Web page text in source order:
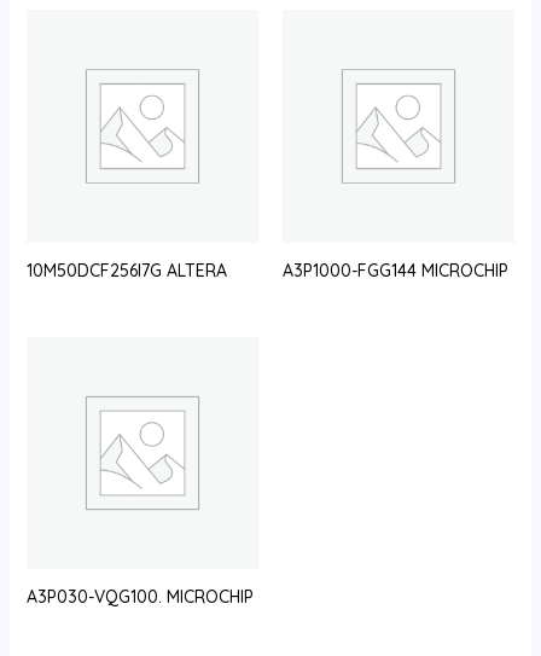
10M50DCF256I7G ALTERA A3P1000-FGG144 MICROCHIP
A3P030-VQG100. MICROCHIP